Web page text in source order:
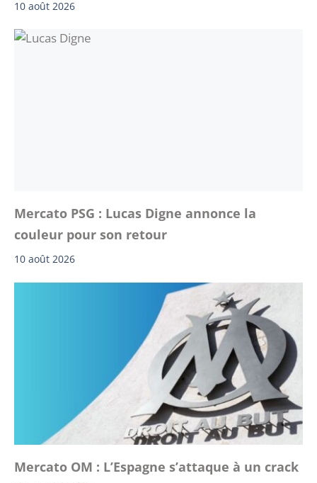
10 août 2026
Mercato PSG : Lucas Digne annonce la
couleur pour son retour
10 août 2026
Mercato OM : L’Espagne s’attaque à un crack